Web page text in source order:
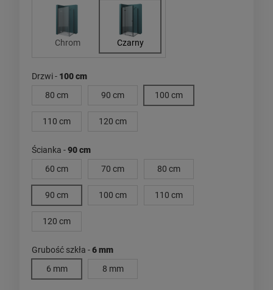
Chrom Czarny
Drzwi - 100 cm
80 cm
90 cm 100 cm
110 cm 120 cm
Ścianka -90 cm
60 cm
70 cm 80 cm
90 cm 100 cm 110 cm
120 cm
Grubość szkła -6 mm
6 mm
8 mm